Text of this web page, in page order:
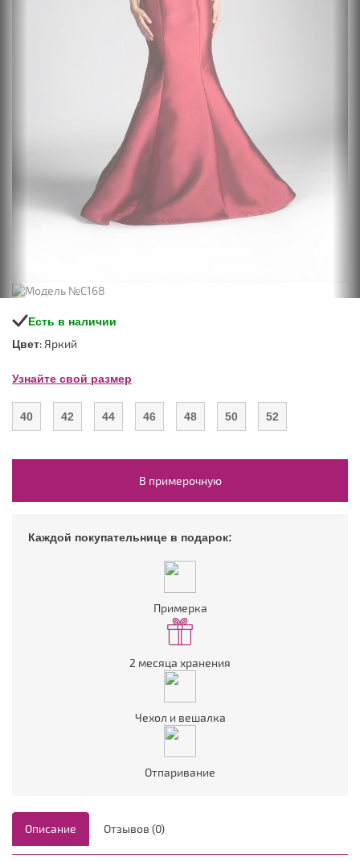
Есть в наличии
Цвет: Яркий
Узнайте свой размер
40 42 44 46 48 50 52
В примерочную
Каждой покупательнице в подарок:
Примерка
2 месяца хранения
Чехол и вешалка
Отпаривание
Описание Отзывов (0)